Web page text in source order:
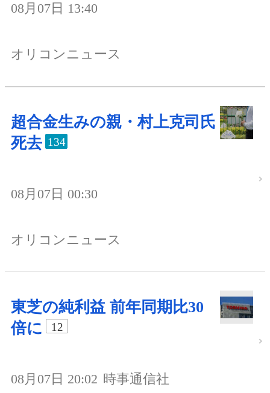
08月07日 13:40
オリコンニュース
超合金生みの親・村上克司氏
死去 134
08月07日 00:30
オリコンニュース
東芝の純利益 前年同期比30
倍に
12
08月07日 20:02 時事通信社